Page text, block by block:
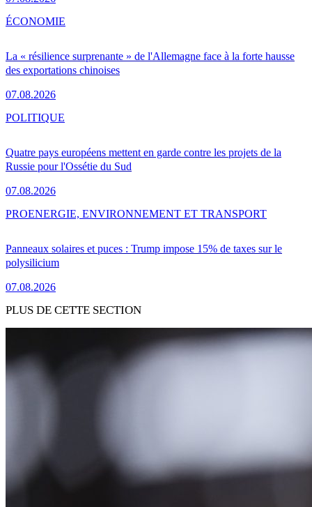
La « résilience surprenante » de l'Allemagne face à la forte hausse
des exportations chinoises
07.08.2026
ÉCONOMIE
Quatre pays européens mettent en garde contre les projets de la
Russie pour l'Ossétie du Sud
07.08.2026
POLITIQUE
Panneaux solaires et puces : Trump impose 15% de taxes sur le
polysilicium
07.08.2026
PROENERGIE, ENVIRONNEMENT ET TRANSPORT
PLUS DE CETTE SECTION